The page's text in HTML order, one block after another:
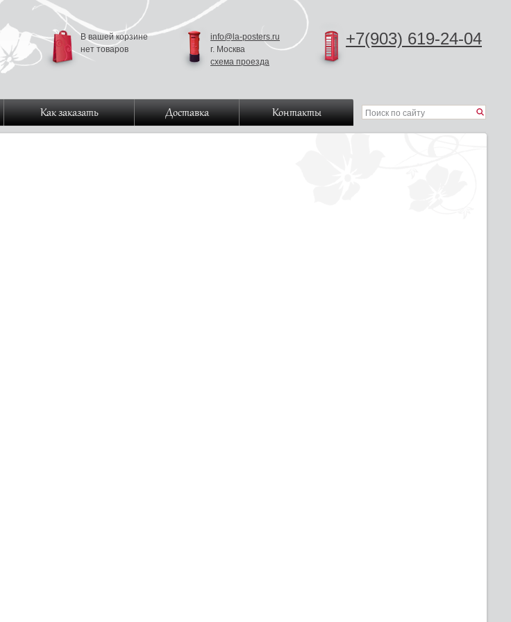
+7(903) 619-24-04
info@la-posters.ru
г. Москва
схема проезда
В вашей корзине
нет товаров
Как заказать Доставка Контакты